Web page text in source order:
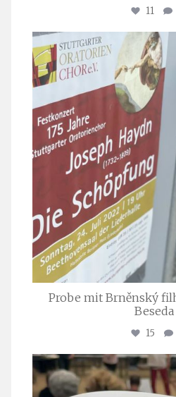
11
Juli 23
Probe mit Brněnský
Beseda
15
Juli 23